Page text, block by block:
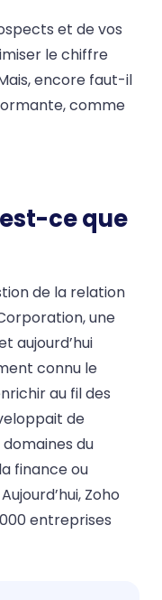
et de vos
le chiffre
encore faut-il
comme
ce que
de la relation
une
aujourd’hui
connu le
au fil des
de
du
finance ou
Zoho
entreprises